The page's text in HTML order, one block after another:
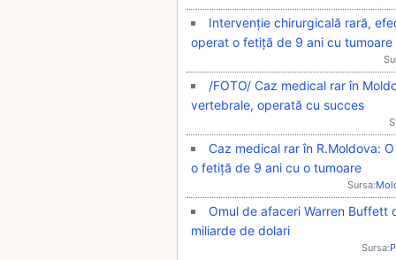
Intervenție chirurgicală rară,
operat o fetiță de 9 ani cu tumoare
/FOTO/ Caz medical rar în
vertebrale, operată cu succes
Caz medical rar în R.Moldova:
o fetiță de 9 ani cu o tumoare
Sursa:
Omul de afaceri Warren Buffett
miliarde de dolari
Sursa: